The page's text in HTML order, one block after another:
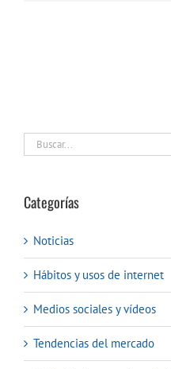
Buscar:
Categorías
Noticias
Hábitos y usos de internet
Medios sociales y vídeos
Tendencias del mercado